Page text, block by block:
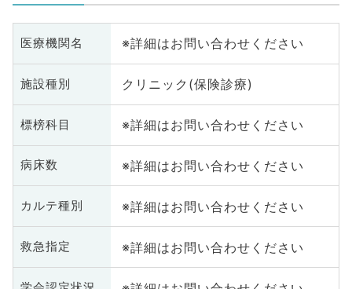
医療機関名 ※詳細はお問い合わせください
施設種別 クリニック(保険診療)
標榜科目 ※詳細はお問い合わせください
病床数 ※詳細はお問い合わせください
カルテ種別 ※詳細はお問い合わせください
救急指定 ※詳細はお問い合わせください